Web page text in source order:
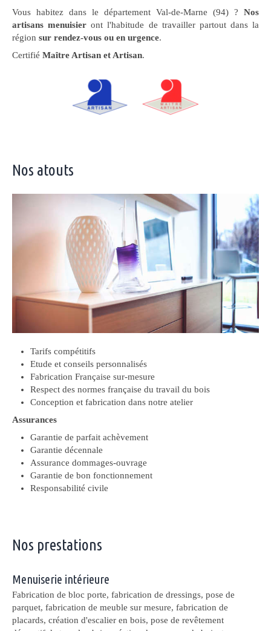
Vous habitez dans le département Val-de-Marne (94) ? Nos
artisans menuisier ont l'habitude de travailler partout dans la
région sur rendez-vous ou en urgence.
Certifié Maître Artisan et Artisan.
Nos atouts
Tarifs compétitifs
Etude et conseils personnalisés
Fabrication Française sur-mesure
Respect des normes française du travail du bois
Conception et fabrication dans notre atelier
Assurances
Garantie de parfait achèvement
Garantie décennale
Assurance dommages-ouvrage
Garantie de bon fonctionnement
Responsabilité civile
Nos prestations
Menuiserie intérieure
Fabrication de bloc porte, fabrication de dressings, pose de
parquet, fabrication de meuble sur mesure, fabrication de
placards, création d'escalier en bois, pose de revêtement